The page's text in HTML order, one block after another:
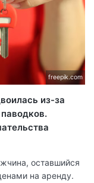
freepik.com
из-за
оставшийся
на аренду.